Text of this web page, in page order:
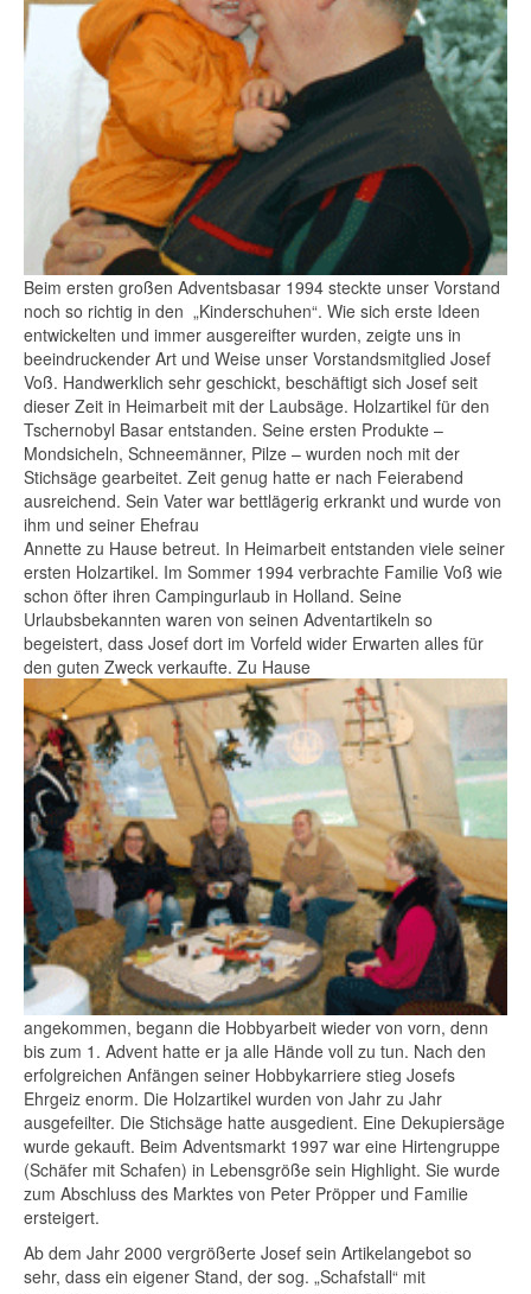
Beim ersten großen Adventsbasar 1994 steckte unser Vorstand
noch so richtig in den „Kinderschuhen“. Wie sich erste Ideen
entwickelten und immer ausgereifter wurden, zeigte uns in
beeindruckender Art und Weise unser Vorstandsmitglied Josef
Voß. Handwerklich sehr geschickt, beschäftigt sich Josef seit
dieser Zeit in Heimarbeit mit der Laubsäge. Holzartikel für den
Tschernobyl Basar entstanden. Seine ersten Produkte –
Mondsicheln, Schneemänner, Pilze – wurden noch mit der
Stichsäge gearbeitet. Zeit genug hatte er nach Feierabend
ausreichend. Sein Vater war bettlägerig erkrankt und wurde von
ihm und seiner Ehefrau
Annette zu Hause betreut. In Heimarbeit entstanden viele seiner
ersten Holzartikel. Im Sommer 1994 verbrachte Familie Voß wie
schon öfter ihren Campingurlaub in Holland. Seine
Urlaubsbekannten waren von seinen Adventartikeln so
begeistert, dass Josef dort im Vorfeld wider Erwarten alles für
den guten Zweck verkaufte. Zu Hause
angekommen, begann die Hobbyarbeit wieder von vorn, denn
bis zum 1. Advent hatte er ja alle Hände voll zu tun. Nach den
erfolgreichen Anfängen seiner Hobbykarriere stieg Josefs
Ehrgeiz enorm. Die Holzartikel wurden von Jahr zu Jahr
ausgefeilter. Die Stichsäge hatte ausgedient. Eine Dekupiersäge
wurde gekauft. Beim Adventsmarkt 1997 war eine Hirtengruppe
(Schäfer mit Schafen) in Lebensgröße sein Highlight. Sie wurde
zum Abschluss des Marktes von Peter Pröpper und Familie
ersteigert.
Ab dem Jahr 2000 vergrößerte Josef sein Artikelangebot so
sehr, dass ein eigener Stand, der sog. „Schafstall“ mit